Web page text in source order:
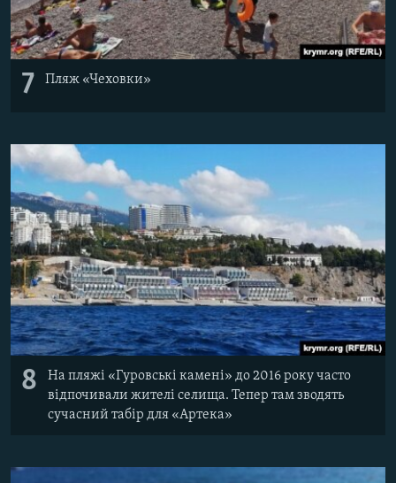
7 Пляж «Чеховки»
8
На пляжі «Гуровські камені» до 2016 року часто
відпочивали жителі селища. Тепер там зводять
сучасний табір для «Артека»